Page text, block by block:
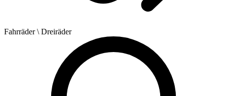
Fahrräder\ Dreiräder